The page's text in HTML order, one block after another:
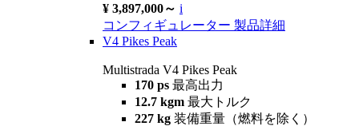
¥ 3,897,000～ i
コンフィギュレーター 製品詳細
V4 Pikes Peak
Multistrada V4 Pikes Peak
170 ps 最高出力
12.7 kgm 最大トルク
227 kg 装備重量（燃料を除く）